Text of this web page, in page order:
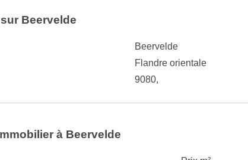
Beervelde
Beervelde
Flandre orientale
9080,
à Beervelde